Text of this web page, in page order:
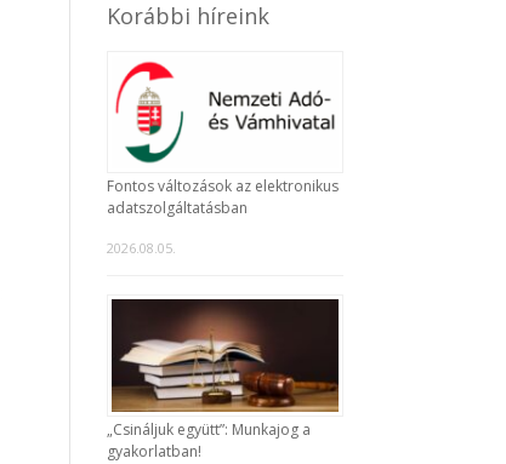
Korábbi híreink
Fontos változások az elektronikus
adatszolgáltatásban
2026.08.05.
„Csináljuk együtt”: Munkajog a
gyakorlatban!